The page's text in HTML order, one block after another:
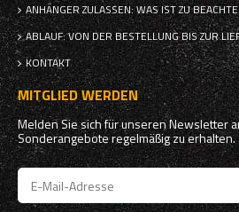
ANHÄNGER ZULASSEN: WAS IST ZU
ABLAUF: VON DER BESTELLUNG BIS ZUR
KONTAKT
MITGLIED WERDEN
Melden Sie sich für unseren Newsletter
Sonderangebote regelmäßig zu erhalten.